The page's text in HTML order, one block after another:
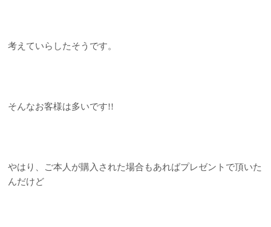
考えていらしたそうです。
そんなお客様は多いです!!
やはり、ご本人が購入された場合もあればプレゼントで頂いた
んだけど